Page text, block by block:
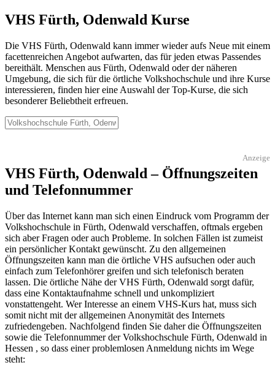
VHS Fürth, Odenwald Kurse
Die VHS Fürth, Odenwald kann immer wieder aufs Neue mit einem
facettenreichen Angebot aufwarten, das für jeden etwas Passendes
bereithält. Menschen aus Fürth, Odenwald oder der näheren
Umgebung, die sich für die örtliche Volkshochschule und ihre Kurse
interessieren, finden hier eine Auswahl der Top-Kurse, die sich
besonderer Beliebtheit erfreuen.
Anzeige
VHS Fürth, Odenwald – Öffnungszeiten
und Telefonnummer
Über das Internet kann man sich einen Eindruck vom Programm der
Volkshochschule in Fürth, Odenwald verschaffen, oftmals ergeben
sich aber Fragen oder auch Probleme. In solchen Fällen ist zumeist
ein persönlicher Kontakt gewünscht. Zu den allgemeinen
Öffnungszeiten kann man die örtliche VHS aufsuchen oder auch
einfach zum Telefonhörer greifen und sich telefonisch beraten
lassen. Die örtliche Nähe der VHS Fürth, Odenwald sorgt dafür,
dass eine Kontaktaufnahme schnell und unkompliziert
vonstattengeht. Wer Interesse an einem VHS-Kurs hat, muss sich
somit nicht mit der allgemeinen Anonymität des Internets
zufriedengeben. Nachfolgend finden Sie daher die Öffnungszeiten
sowie die Telefonnummer der Volkshochschule Fürth, Odenwald in
Hessen , so dass einer problemlosen Anmeldung nichts im Wege
steht: